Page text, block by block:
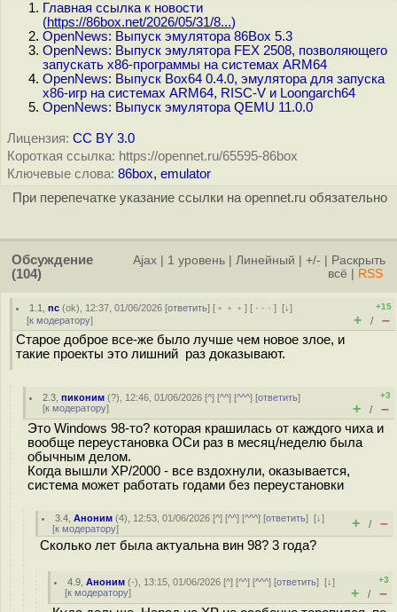
Главная ссылка к новости
(https://86box.net/2026/05/31/8...)
OpenNews: Выпуск эмулятора 86Box 5.3
OpenNews: Выпуск эмулятора FEX 2508, позволяющего
запускать x86-программы на системах ARM64
OpenNews: Выпуск Box64 0.4.0, эмулятора для запуска
x86-игр на системах ARM64, RISC-V и Loongarch64
OpenNews: Выпуск эмулятора QEMU 11.0.0
Лицензия: CC BY 3.0
Короткая ссылка: https://opennet.ru/65595-86box
Ключевые слова: 86box, emulator
При перепечатке указание ссылки на opennet.ru обязательно
Обсуждение
(104)
Ajax 1 уровень Линейный +/-
Раскрыть
всё
RSS
1.1 ,nc (ok), 12:37, 01/06/2026 [ответить] [ ﹢﹢﹢] [ · · ·][↓]
[к модератору]
+15
+ / –
Старое доброе все-же было лучше чем новое злое, и
такие проекты это лишний раз доказывают.
2.3 ,пиконим (?), 12:46, 01/06/2026 [^] [^^] [^^^] [ответить]
[к модератору]
+3
+ / –
Это Windows 98-то? которая крашилась от каждого чиха и
вообще переустановка ОСи раз в месяц/неделю была
обычным делом.
Когда вышли XP/2000 - все вздохнули, оказывается,
система может работать годами без переустановки
3.4 ,Аноним (4), 12:53, 01/06/2026 [^] [^^] [^^^] [ответить][↓]
[к модератору] + / –
Сколько лет была актуальна вин 98? 3 года?
4.9 ,Аноним (-), 13:15, 01/06/2026 [^] [^^] [^^^] [ответить][↓]
[к модератору]
+3
+ / –